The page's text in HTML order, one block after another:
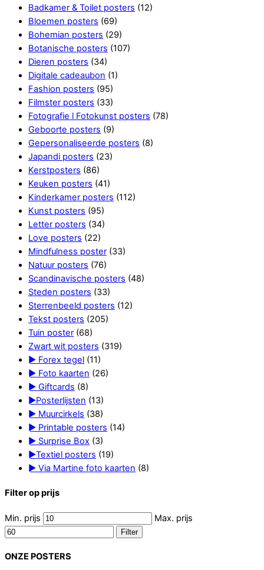
Badkamer & Toilet posters (12)
Bloemen posters (69)
Bohemian posters (29)
Botanische posters (107)
Dieren posters (34)
Digitale cadeaubon (1)
Fashion posters (95)
Filmster posters (33)
Fotografie l Fotokunst posters (78)
Geboorte posters (9)
Gepersonaliseerde posters (8)
Japandi posters (23)
Kerstposters (86)
Keuken posters (41)
Kinderkamer posters (112)
Kunst posters (95)
Letter posters (34)
Love posters (22)
Mindfulness poster (33)
Natuur posters (76)
Scandinavische posters (48)
Steden posters (33)
Sterrenbeeld posters (12)
Tekst posters (205)
Tuin poster (68)
Zwart wit posters (319)
► Forex tegel (11)
► Foto kaarten (26)
► Giftcards (8)
►Posterlijsten (13)
► Muurcirkels (38)
► Printable posters (14)
► Surprise Box (3)
►Textiel posters (19)
► Via Martine foto kaarten (8)
Filter op prijs
Min. prijs Max. prijs
Filter
ONZE POSTERS